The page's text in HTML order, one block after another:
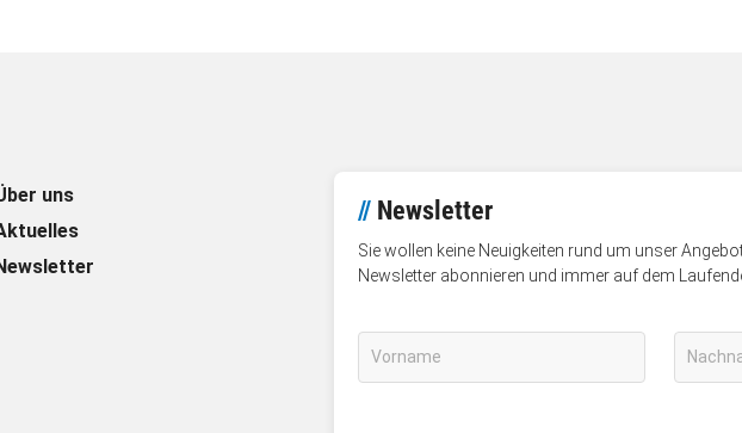
uns
// Newsletter
Sie wollen keine Neuigkeiten rund um unser
Newsletter abonnieren und immer auf dem